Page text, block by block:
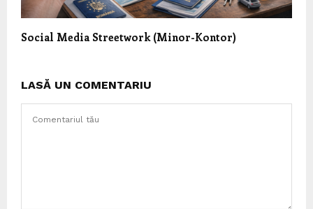
Social Media Streetwork (Minor-Kontor)
LASĂ UN COMENTARIU